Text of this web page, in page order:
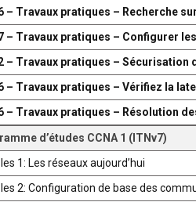
– Travaux pratiques – Recherche
– Travaux pratiques – Configurer
– Travaux pratiques – Sécurisation
– Travaux pratiques – Vérifiez la
– Travaux pratiques – Résolution
d’études CCNA 1 (ITNv7)
1: Les réseaux aujourd’hui
2: Configuration de base des